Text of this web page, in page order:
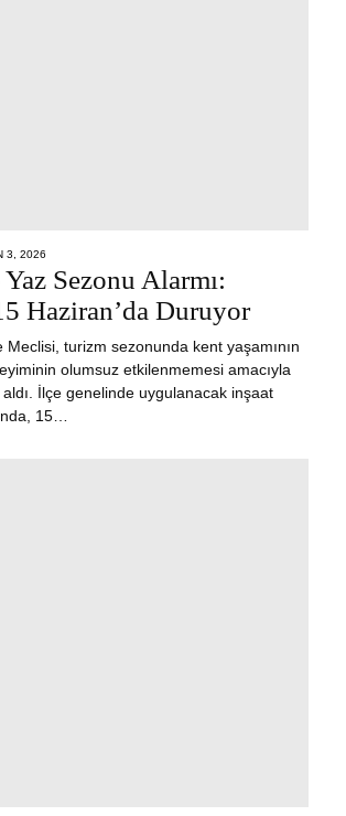
3, 2026
Yaz Sezonu Alarmı:
Haziran’da Duruyor
Meclisi, turizm sezonunda kent yaşamının
olumsuz etkilenmemesi amacıyla
İlçe genelinde uygulanacak inşaat
15…